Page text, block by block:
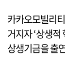
카카오모빌리
거지자 ‘상생
상생기금을 출